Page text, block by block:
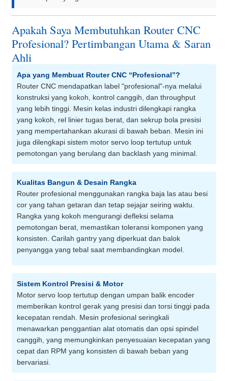
Apakah Saya Membutuhkan Router CNC
Profesional? Pertimbangan Utama & Saran
Ahli
Apa yang Membuat Router CNC “Profesional”?
Router CNC mendapatkan label "profesional"-nya melalui
konstruksi yang kokoh, kontrol canggih, dan throughput
yang lebih tinggi. Mesin kelas industri dilengkapi rangka
yang kokoh, rel linier tugas berat, dan sekrup bola presisi
yang mempertahankan akurasi di bawah beban. Mesin ini
juga dilengkapi sistem motor servo loop tertutup untuk
pemotongan yang berulang dan backlash yang minimal.
Kualitas Bangun & Desain Rangka
Router profesional menggunakan rangka baja las atau besi
cor yang tahan getaran dan tetap sejajar seiring waktu.
Rangka yang kokoh mengurangi defleksi selama
pemotongan berat, memastikan toleransi komponen yang
konsisten. Carilah gantry yang diperkuat dan balok
penyangga yang tebal saat membandingkan model.
Sistem Kontrol Presisi & Motor
Motor servo loop tertutup dengan umpan balik encoder
memberikan kontrol gerak yang presisi dan torsi tinggi pada
kecepatan rendah. Mesin profesional seringkali
menawarkan penggantian alat otomatis dan opsi spindel
canggih, yang memungkinkan penyesuaian kecepatan yang
cepat dan RPM yang konsisten di bawah beban yang
bervariasi.